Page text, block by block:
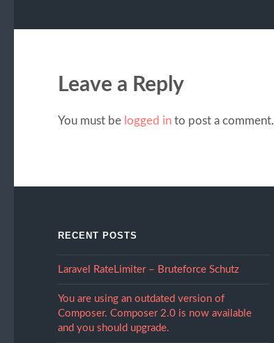
Leave a Reply
You must be logged into post a comment.
RECENT POSTS
Laravel RateLimiter – Bruteforce Schutz
You are using an outdated version of
Composer. Composer 2.0 is now available
and you should upgrade.